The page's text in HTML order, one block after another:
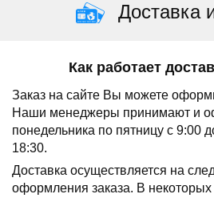
Доставка
Как работает
Заказ на сайте Вы можете
Наши менеджеры принимают и
понедельника по пятницу с 9:00
18:30.
Доставка осуществляется на
оформления заказа. В некоторых